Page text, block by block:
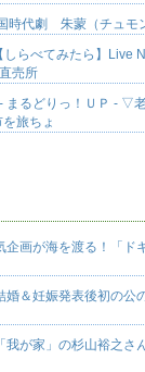
時代劇 朱蒙（チュモ
しらべてみたら】Live
売所
まるどりっ！ＵＰ - ▽
旅ちょ
企画が海を渡る！「ド
婚＆妊娠発表後初の公
我が家」の杉山裕之さ